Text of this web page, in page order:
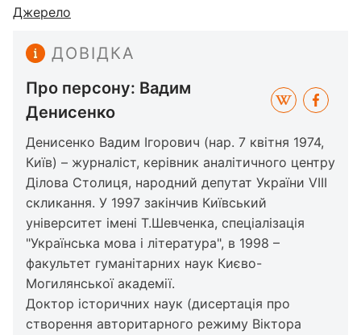
Джерело
ДОВІДКА
Про персону: Вадим
Денисенко
Денисенко Вадим Ігорович (нар. 7 квітня 1974,
Київ) – журналіст, керівник аналітичного центру
Ділова Столиця, народний депутат України VIII
скликання. У 1997 закінчив Київський
університет імені Т.Шевченка, спеціалізація
"Українська мова і література", в 1998 –
факультет гуманітарних наук Києво-
Могилянської академії.
Доктор історичних наук (дисертація про
створення авторитарного режиму Віктора